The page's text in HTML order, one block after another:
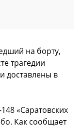
на борту,
трагедии
доставлены в
«Саратовских
Как сообщает